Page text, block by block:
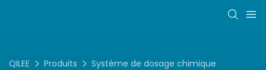
QILEE Produits Système de dosage chimique